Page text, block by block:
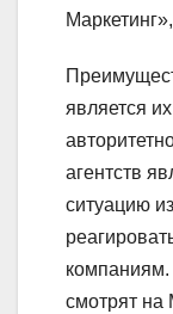
является
агентств
ситуацию
смотрят на